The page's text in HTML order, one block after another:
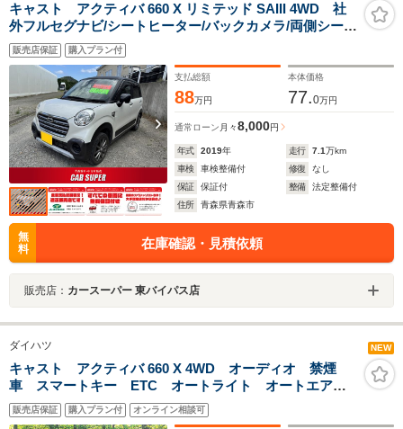
キャスト アクティバ 660 X リミテッド SAIII 4WD 社
外フルセグナビ/シートヒーター/バックカメラ/両側シート
ヒーター/エンジンプッシュスタート/社外アルミホイール
販売店保証 購入プラン付
支払総額
88万円
本体価格
77.0万円
通常ローン 月々8,000円
年式 2019年 走行 7.1万km
車検
車検整備付 修復
なし
保証
保証付 整備
法定整備付
住所
青森県青森市
無
料
在庫確認・見積依頼
販売店： カースーパー 東バイパス店
ダイハツ NEW
キャスト アクティバ 660 X 4WD オーディオ 禁煙
車 スマートキー ETC オートライト オートエアコ
ン 電動格納ミラー シートリフター プライバシーガ
ラス CD
販売店保証 購入プラン付 オンライン相談可